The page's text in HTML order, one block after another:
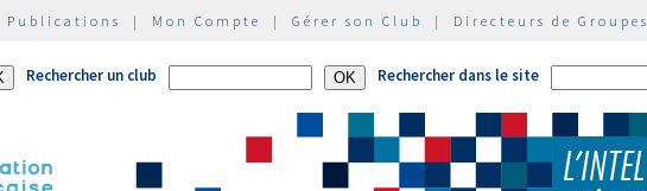
Publications | Mon Compte | Gérer son Club | Directeurs de Groupes
Rechercher un club Rechercher dans le site